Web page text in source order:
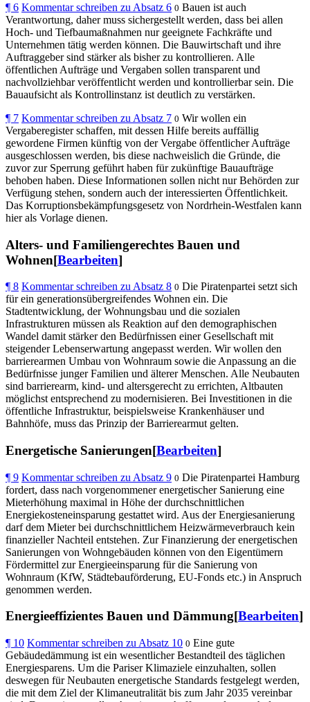
¶ 6 Kommentar schreiben zu Absatz 6 0 Bauen ist auch
Verantwortung, daher muss sichergestellt werden, dass bei allen
Hoch- und Tiefbaumaßnahmen nur geeignete Fachkräfte und
Unternehmen tätig werden können. Die Bauwirtschaft und ihre
Auftraggeber sind stärker als bisher zu kontrollieren. Alle
öffentlichen Aufträge und Vergaben sollen transparent und
nachvollziehbar veröffentlicht werden und kontrollierbar sein. Die
Bauaufsicht als Kontrollinstanz ist deutlich zu verstärken.
¶ 7 Kommentar schreiben zu Absatz 7 0 Wir wollen ein
Vergaberegister schaffen, mit dessen Hilfe bereits auffällig
gewordene Firmen künftig von der Vergabe öffentlicher Aufträge
ausgeschlossen werden, bis diese nachweislich die Gründe, die
zuvor zur Sperrung geführt haben für zukünftige Bauaufträge
behoben haben. Diese Informationen sollen nicht nur Behörden zur
Verfügung stehen, sondern auch der interessierten Öffentlichkeit.
Das Korruptionsbekämpfungsgesetz von Nordrhein-Westfalen kann
hier als Vorlage dienen.
Alters- und Familiengerechtes Bauen und
Wohnen[Bearbeiten]
¶ 8 Kommentar schreiben zu Absatz 8 0 Die Piratenpartei setzt sich
für ein generationsübergreifendes Wohnen ein. Die
Stadtentwicklung, der Wohnungsbau und die sozialen
Infrastrukturen müssen als Reaktion auf den demographischen
Wandel damit stärker den Bedürfnissen einer Gesellschaft mit
steigender Lebenserwartung angepasst werden. Wir wollen den
barrierearmen Umbau von Wohnraum sowie die Anpassung an die
Bedürfnisse junger Familien und älterer Menschen. Alle Neubauten
sind barrierearm, kind- und altersgerecht zu errichten, Altbauten
möglichst entsprechend zu modernisieren. Bei Investitionen in die
öffentliche Infrastruktur, beispielsweise Krankenhäuser und
Bahnhöfe, muss das Prinzip der Barrierearmut gelten.
Energetische Sanierungen[Bearbeiten]
¶ 9 Kommentar schreiben zu Absatz 9 0 Die Piratenpartei Hamburg
fordert, dass nach vorgenommener energetischer Sanierung eine
Mieterhöhung maximal in Höhe der durchschnittlichen
Energiekosteneinsparung gestattet wird. Aus der Energiesanierung
darf dem Mieter bei durchschnittlichem Heizwärmeverbrauch kein
finanzieller Nachteil entstehen. Zur Finanzierung der energetischen
Sanierungen von Wohngebäuden können von den Eigentümern
Fördermittel zur Energieeinsparung für die Sanierung von
Wohnraum (KfW, Städtebauförderung, EU-Fonds etc.) in Anspruch
genommen werden.
Energieeffizientes Bauen und Dämmung[Bearbeiten]
¶ 10 Kommentar schreiben zu Absatz 10 0 Eine gute
Gebäudedämmung ist ein wesentlicher Bestandteil des täglichen
Energiesparens. Um die Pariser Klimaziele einzuhalten, sollen
deswegen für Neubauten energetische Standards festgelegt werden,
die mit dem Ziel der Klimaneutralität bis zum Jahr 2035 vereinbar